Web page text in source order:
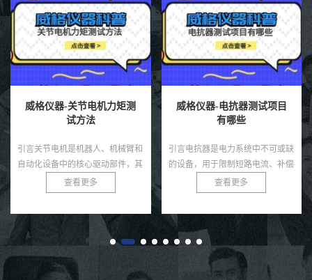
威格仪器-关节电机力矩测
试方法
引言关节电机是机器人、机械臂和
自动化设备中的核心驱动部件，其
力矩输出直接决定了系统的运动精
度、负载能力和稳定性。无论是工
节...
查看更多
威格仪器-电抗器测试项目
有哪些
引言电抗器是电力系统中不可或缺
的设备，用于限制短路电流、补偿
无功功率和滤除谐波，广泛应用于
变电站、输配电网络和工业电力系
压、...
查看更多